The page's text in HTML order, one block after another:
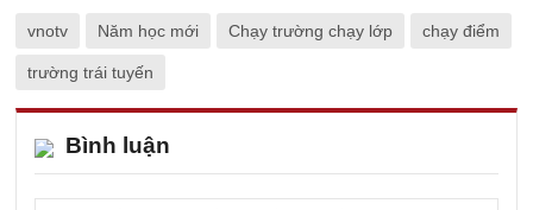
vnotv Năm học mới Chạy trường chạy lớp chạy điểm
trường trái tuyến
Bình luận